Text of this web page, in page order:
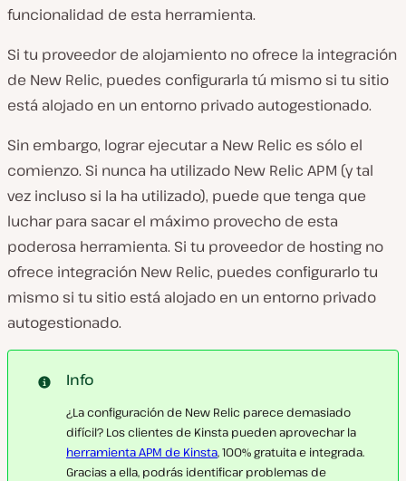
funcionalidad de esta herramienta.
Si tu proveedor de alojamiento no ofrece la integración
de New Relic, puedes configurarla tú mismo si tu sitio
está alojado en un entorno privado autogestionado.
Sin embargo, lograr ejecutar a New Relic es sólo el
comienzo. Si nunca ha utilizado New Relic APM (y tal
vez incluso si la ha utilizado), puede que tenga que
luchar para sacar el máximo provecho de esta
poderosa herramienta. Si tu proveedor de hosting no
ofrece integración New Relic, puedes configurarlo tu
mismo si tu sitio está alojado en un entorno privado
autogestionado.
Info
¿La configuración de New Relic parece demasiado
difícil? Los clientes de Kinsta pueden aprovechar la
herramienta APM de Kinsta, 100% gratuita e integrada.
Gracias a ella, podrás identificar problemas de